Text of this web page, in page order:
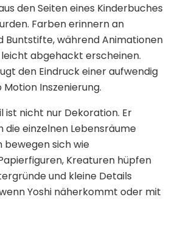
den Seiten eines Kinderbuches
Farben erinnern an
Buntstifte, während Animationen
abgehackt erscheinen.
den Eindruck einer aufwendig
Inszenierung.
ist nicht nur Dekoration. Er
die einzelnen Lebensräume
bewegen sich wie
Kreaturen hüpfen
und kleine Details
Yoshi näherkommt oder mit